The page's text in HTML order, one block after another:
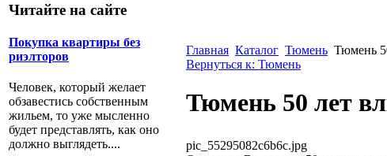
Читайте на сайте
Покупка квартиры без
риэлторов
Человек, который желает
обзавестись собственным
жильем, то уже мысленно
будет представлять, как оно
должно выглядеть....
Главная Каталог Тюмень Тюмень
Вернуться к: Тюмень
Тюмень 50 лет
pic_55295082c6b6c.jpg